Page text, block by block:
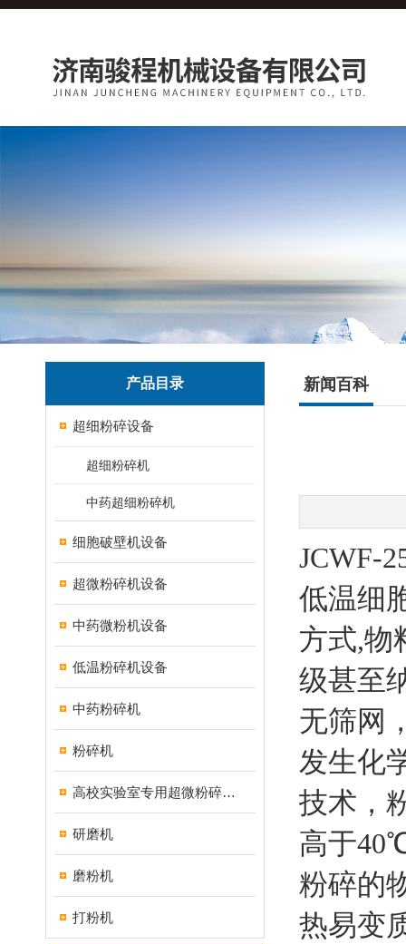
产品目录
超细粉碎设备
超细粉碎机
中药超细粉碎机
细胞破壁机设备
超微粉碎机设备
中药微粉机设备
低温粉碎机设备
中药粉碎机
粉碎机
高校实验室专用超微粉碎机设备
研磨机
磨粉机
打粉机
新闻百科
JCWF-
低温细
方式,物
级甚至
无筛网
发生化
技术，
高于
粉碎的
热易变